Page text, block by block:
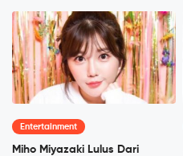
Entertainment
Miho Miyazaki Lulus Dari